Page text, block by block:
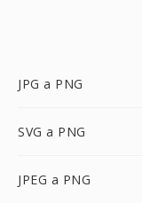
JPG a PNG
SVG a PNG
JPEG a PNG